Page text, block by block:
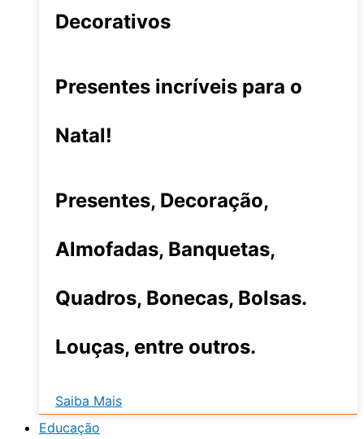
Decorativos
Presentes incríveis para o
Natal!
Presentes, Decoração,
Almofadas, Banquetas,
Quadros, Bonecas, Bolsas.
Louças, entre outros.
Saiba Mais
Educação